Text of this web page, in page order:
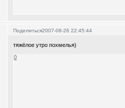
Поделиться2007-08-26 22:45:44
тяжёлое утро похмелья)
0